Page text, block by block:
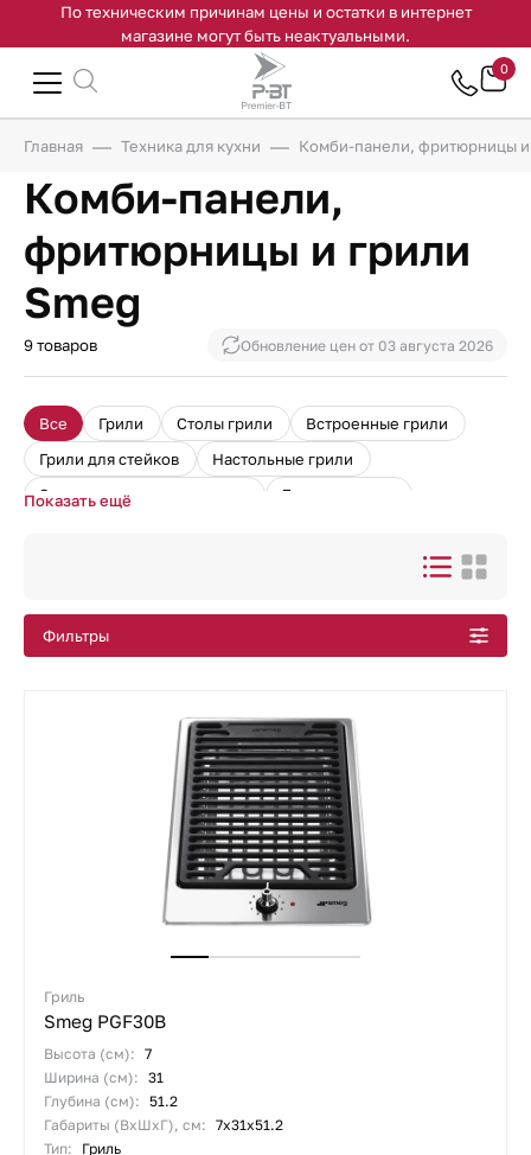
По техническим причинам цены и остатки в интернет
магазине могут быть неактуальными.
0
Главная Техника для кухни Комби-панели, фритюрницы и
Комби-панели,
фритюрницы и грили
Smeg
9 товаров Обновление цен от 03 августа 2026
Все Грили Столы грили
Встроенные грили
Грили для стейков
Настольные грили
Электрические мини грили
Лавовые грили
Показать ещё
Гриль
Smeg PGF30B
Высота (см): 7
Ширина (см): 31
Глубина (см): 51.2
Габариты (ВхШхГ), см: 7х31х51.2
Тип:
Гриль
Фильтры